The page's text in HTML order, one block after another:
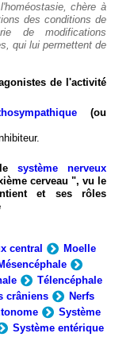
chère à
des conditions de
de modifications
qui lui permettent de
de l'activité
(ou
système nerveux
cerveau ", vu le
et ses rôles
central
Moelle
Télencéphale
crâniens
Nerfs
Système
Système entérique